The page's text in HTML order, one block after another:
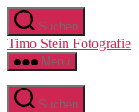
Zum
Inhalt
springen
Suchen
Timo Stein Fotografie
Menü
Suchen